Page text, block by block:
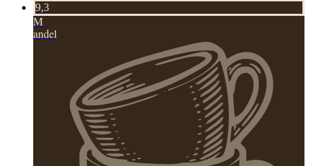
9,3
M
andel